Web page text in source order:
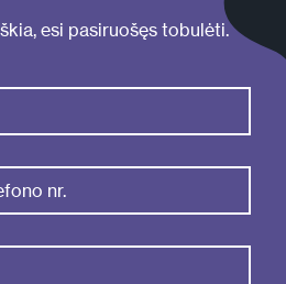
esi pasiruošęs tobulėti.